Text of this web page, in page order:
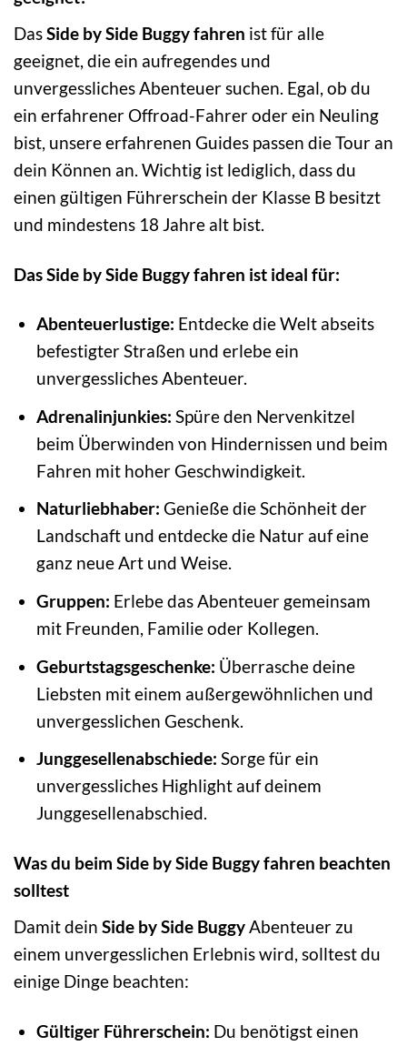
DasSide by Side Buggy fahren ist für alle
geeignet, die ein aufregendes und
unvergessliches Abenteuer suchen. Egal, ob du
ein erfahrener Offroad-Fahrer oder ein Neuling
bist, unsere erfahrenen Guides passen die Tour an
dein Können an. Wichtig ist lediglich, dass du
einen gültigen Führerschein der Klasse B besitzt
und mindestens 18 Jahre alt bist.
Das Side by Side Buggy fahren ist ideal für:
Abenteuerlustige: Entdecke die Welt abseits
befestigter Straßen und erlebe ein
unvergessliches Abenteuer.
Adrenalinjunkies: Spüre den Nervenkitzel
beim Überwinden von Hindernissen und beim
Fahren mit hoher Geschwindigkeit.
Naturliebhaber: Genieße die Schönheit der
Landschaft und entdecke die Natur auf eine
ganz neue Art und Weise.
Gruppen: Erlebe das Abenteuer gemeinsam
mit Freunden, Familie oder Kollegen.
Geburtstagsgeschenke: Überrasche deine
Liebsten mit einem außergewöhnlichen und
unvergesslichen Geschenk.
Junggesellenabschiede: Sorge für ein
unvergessliches Highlight auf deinem
Junggesellenabschied.
Was du beim Side by Side Buggy fahren beachten
solltest
Damit dein Side by Side Buggy Abenteuer zu
einem unvergesslichen Erlebnis wird, solltest du
einige Dinge beachten:
Gültiger Führerschein: Du benötigst einen